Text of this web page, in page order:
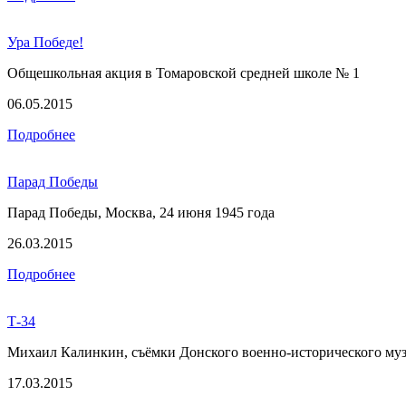
Ура Победе!
Общешкольная акция в Томаровской средней школе № 1
06.05.2015
Подробнее
Парад Победы
Парад Победы, Москва, 24 июня 1945 года
26.03.2015
Подробнее
Т-34
Михаил Калинкин, съёмки Донского военно-исторического
17.03.2015